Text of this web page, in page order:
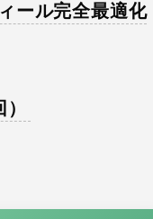
ール完全最適化